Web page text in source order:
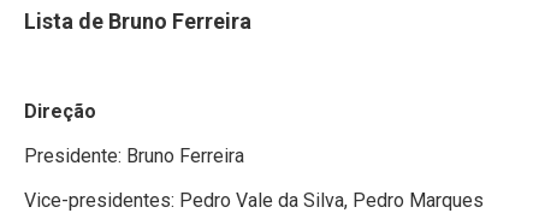
Lista de Bruno Ferreira
Direção
Presidente: Bruno Ferreira
Vice-presidentes: Pedro Vale da Silva, Pedro Marques